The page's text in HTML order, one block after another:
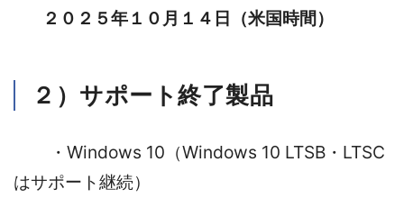
２０２５年１０月１４日（米国時間）
２）サポート終了製品
・Windows 10（Windows 10 LTSB・LTSC
はサポート継続）